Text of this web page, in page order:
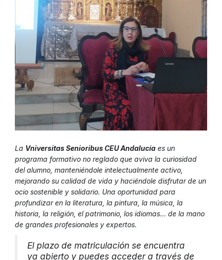
La Vniversitas Senioribus CEU Andalucía es un
programa formativo no reglado que aviva la curiosidad
del alumno, manteniéndole intelectualmente activo,
mejorando su calidad de vida y haciéndole disfrutar de un
ocio sostenible y solidario. Una oportunidad para
profundizar en la literatura, la pintura, la música, la
historia, la religión, el patrimonio, los idiomas… de la mano
de grandes profesionales y expertos.
El plazo de matriculación se encuentra
ya abierto y puedes acceder a través de